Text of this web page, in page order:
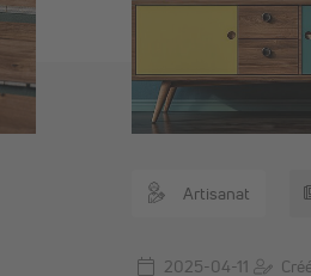
Artisanat
2025-04-11